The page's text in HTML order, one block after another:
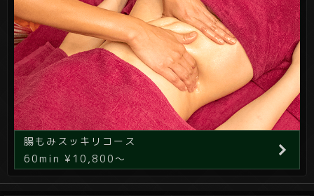
腸もみスッキリコース
60min ¥10,800～